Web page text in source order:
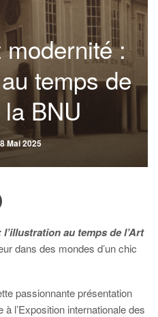
:
temps de
la BNU
Mai 2025
au temps de l’Art
dans des mondes d’un chic
passionnante présentation
l’Exposition internationale des